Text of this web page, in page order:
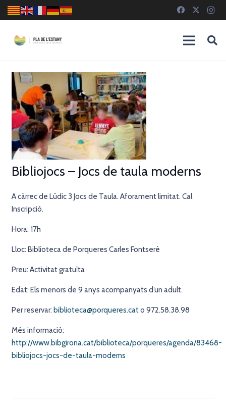
Bibliojocs – Jocs de taula moderns
A càrrec de Lúdic 3 Jocs de Taula. Aforament limitat. Cal
Inscripció.
Hora: 17h
Lloc: Biblioteca de Porqueres Carles Fontserè
Preu: Activitat gratuïta
Edat: Els menors de 9 anys acompanyats d’un adult.
Per reservar: biblioteca@porqueres.cato 972.58.38.98
Més informació:
http://www.bibgirona.cat/biblioteca/porqueres/agenda/83468-
bibliojocs-jocs-de-taula-moderns